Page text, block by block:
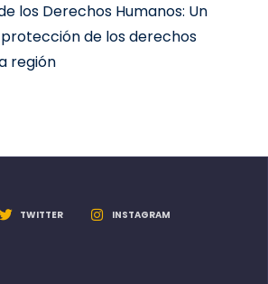
los Derechos Humanos: Un
de los derechos
región
TWITTER INSTAGRAM